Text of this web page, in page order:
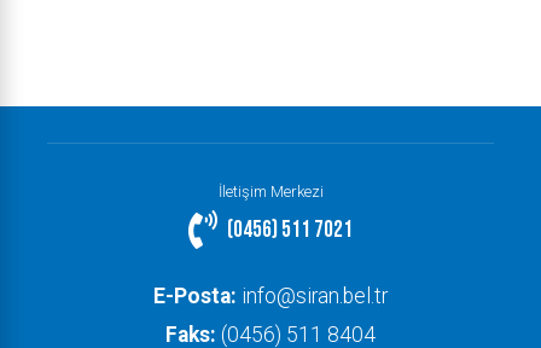
İletişim Merkezi
(0456) 511 7021
E-Posta: info@siran.bel.tr
Faks: (0456) 511 8404